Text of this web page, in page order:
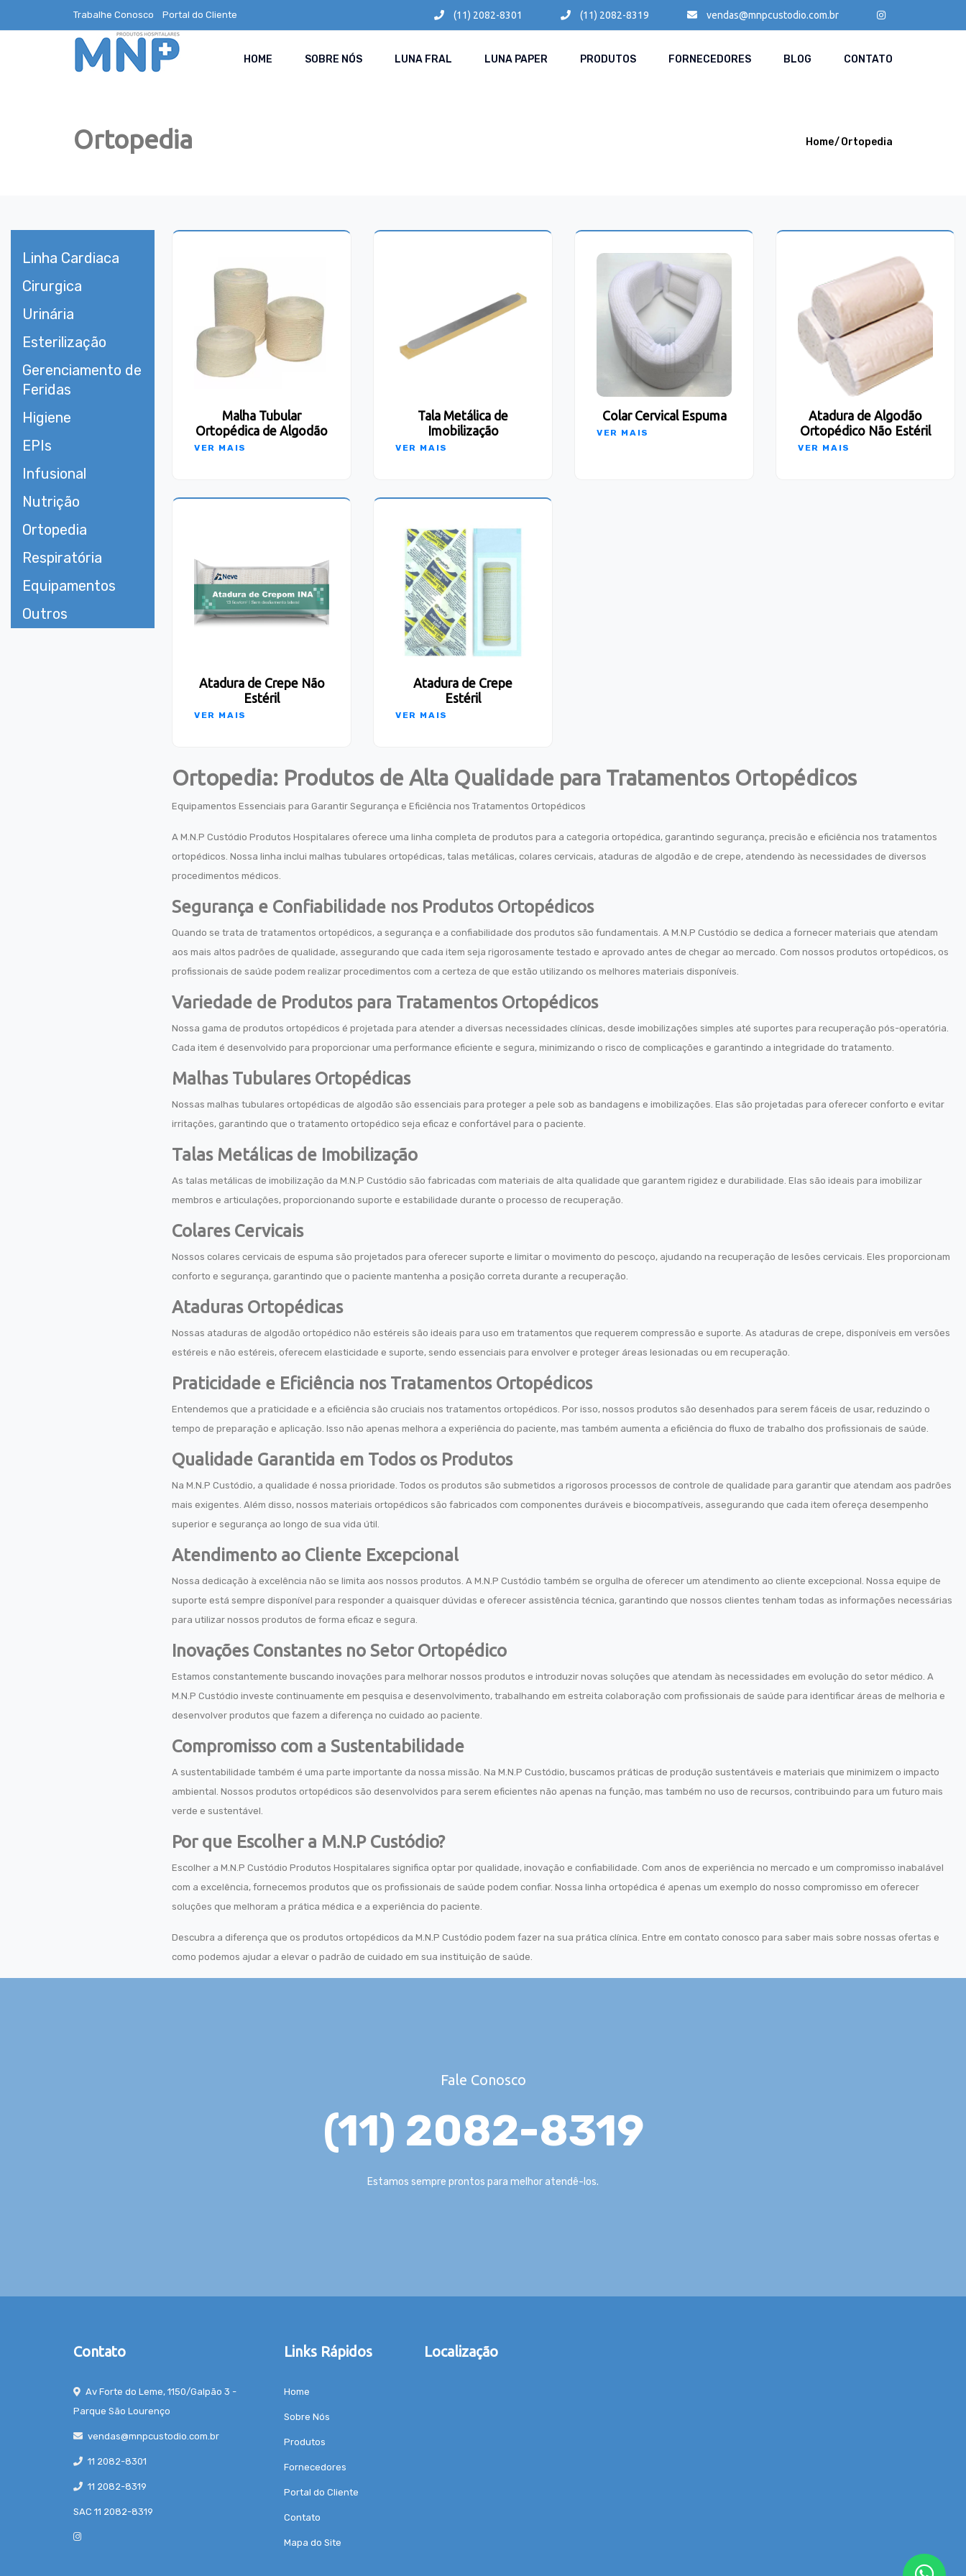
(11) 2082-8301 (11) 2082-8319 vendas@mnpcustodio.com.br
Trabalhe Conosco Portal do Cliente
HOME SOBRE NÓS LUNA FRAL LUNA PAPER PRODUTOS FORNECEDORES BLOG CONTATO
Ortopedia Home Ortopedia
Linha Cardiaca
Cirurgica
Urinária
Esterilização
Gerenciamento de
Feridas
Higiene
EPIs
Infusional
Nutrição
Ortopedia
Respiratória
Equipamentos
Outros
Malha Tubular
Ortopédica de Algodão
VER MAIS
Tala Metálica de
Imobilização
VER MAIS
Colar Cervical Espuma
VER MAIS
Atadura de Algodão
Ortopédico Não Estéril
VER MAIS
Atadura de Crepe Não
Estéril
VER MAIS
Atadura de Crepe
Estéril
VER MAIS
Ortopedia: Produtos de Alta Qualidade para Tratamentos Ortopédicos
Equipamentos Essenciais para Garantir Segurança e Eficiência nos Tratamentos Ortopédicos
A M.N.P Custódio Produtos Hospitalares oferece uma linha completa de produtos para a categoria ortopédica, garantindo segurança, precisão e eficiência nos tratamentos
ortopédicos. Nossa linha inclui malhas tubulares ortopédicas, talas metálicas, colares cervicais, ataduras de algodão e de crepe, atendendo às necessidades de diversos
procedimentos médicos.
Segurança e Confiabilidade nos Produtos Ortopédicos
Quando se trata de tratamentos ortopédicos, a segurança e a confiabilidade dos produtos são fundamentais. A M.N.P Custódio se dedica a fornecer materiais que atendam
aos mais altos padrões de qualidade, assegurando que cada item seja rigorosamente testado e aprovado antes de chegar ao mercado. Com nossos produtos ortopédicos, os
profissionais de saúde podem realizar procedimentos com a certeza de que estão utilizando os melhores materiais disponíveis.
Variedade de Produtos para Tratamentos Ortopédicos
Nossa gama de produtos ortopédicos é projetada para atender a diversas necessidades clínicas, desde imobilizações simples até suportes para recuperação pós-operatória.
Cada item é desenvolvido para proporcionar uma performance eficiente e segura, minimizando o risco de complicações e garantindo a integridade do tratamento.
Malhas Tubulares Ortopédicas
Nossas malhas tubulares ortopédicas de algodão são essenciais para proteger a pele sob as bandagens e imobilizações. Elas são projetadas para oferecer conforto e evitar
irritações, garantindo que o tratamento ortopédico seja eficaz e confortável para o paciente.
Talas Metálicas de Imobilização
As talas metálicas de imobilização da M.N.P Custódio são fabricadas com materiais de alta qualidade que garantem rigidez e durabilidade. Elas são ideais para imobilizar
membros e articulações, proporcionando suporte e estabilidade durante o processo de recuperação.
Colares Cervicais
Nossos colares cervicais de espuma são projetados para oferecer suporte e limitar o movimento do pescoço, ajudando na recuperação de lesões cervicais. Eles proporcionam
conforto e segurança, garantindo que o paciente mantenha a posição correta durante a recuperação.
Ataduras Ortopédicas
Nossas ataduras de algodão ortopédico não estéreis são ideais para uso em tratamentos que requerem compressão e suporte. As ataduras de crepe, disponíveis em versões
estéreis e não estéreis, oferecem elasticidade e suporte, sendo essenciais para envolver e proteger áreas lesionadas ou em recuperação.
Praticidade e Eficiência nos Tratamentos Ortopédicos
Entendemos que a praticidade e a eficiência são cruciais nos tratamentos ortopédicos. Por isso, nossos produtos são desenhados para serem fáceis de usar, reduzindo o
tempo de preparação e aplicação. Isso não apenas melhora a experiência do paciente, mas também aumenta a eficiência do fluxo de trabalho dos profissionais de saúde.
Qualidade Garantida em Todos os Produtos
Na M.N.P Custódio, a qualidade é nossa prioridade. Todos os produtos são submetidos a rigorosos processos de controle de qualidade para garantir que atendam aos padrões
mais exigentes. Além disso, nossos materiais ortopédicos são fabricados com componentes duráveis e biocompatíveis, assegurando que cada item ofereça desempenho
superior e segurança ao longo de sua vida útil.
Atendimento ao Cliente Excepcional
Nossa dedicação à excelência não se limita aos nossos produtos. A M.N.P Custódio também se orgulha de oferecer um atendimento ao cliente excepcional. Nossa equipe de
suporte está sempre disponível para responder a quaisquer dúvidas e oferecer assistência técnica, garantindo que nossos clientes tenham todas as informações necessárias
para utilizar nossos produtos de forma eficaz e segura.
Inovações Constantes no Setor Ortopédico
Estamos constantemente buscando inovações para melhorar nossos produtos e introduzir novas soluções que atendam às necessidades em evolução do setor médico. A
M.N.P Custódio investe continuamente em pesquisa e desenvolvimento, trabalhando em estreita colaboração com profissionais de saúde para identificar áreas de melhoria e
desenvolver produtos que fazem a diferença no cuidado ao paciente.
Compromisso com a Sustentabilidade
A sustentabilidade também é uma parte importante da nossa missão. Na M.N.P Custódio, buscamos práticas de produção sustentáveis e materiais que minimizem o impacto
ambiental. Nossos produtos ortopédicos são desenvolvidos para serem eficientes não apenas na função, mas também no uso de recursos, contribuindo para um futuro mais
verde e sustentável.
Por que Escolher a M.N.P Custódio?
Escolher a M.N.P Custódio Produtos Hospitalares significa optar por qualidade, inovação e confiabilidade. Com anos de experiência no mercado e um compromisso inabalável
com a excelência, fornecemos produtos que os profissionais de saúde podem confiar. Nossa linha ortopédica é apenas um exemplo do nosso compromisso em oferecer
soluções que melhoram a prática médica e a experiência do paciente.
Descubra a diferença que os produtos ortopédicos da M.N.P Custódio podem fazer na sua prática clínica. Entre em contato conosco para saber mais sobre nossas ofertas e
como podemos ajudar a elevar o padrão de cuidado em sua instituição de saúde.
Fale Conosco
(11) 2082-8319
Estamos sempre prontos para melhor atendê-los.
Contato
Av Forte do Leme, 1150/Galpão 3 -
Parque São Lourenço
vendas@mnpcustodio.com.br
11 2082-8301
11 2082-8319
SAC 11 2082-8319
Links Rápidos
Home
Sobre Nós
Produtos
Fornecedores
Portal do Cliente
Contato
Mapa do Site
Localização